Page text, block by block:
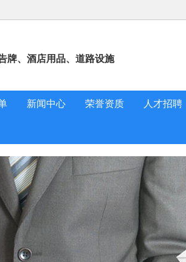
牌、酒店用品、道路设施
新闻中心 荣誉资质 人才招聘